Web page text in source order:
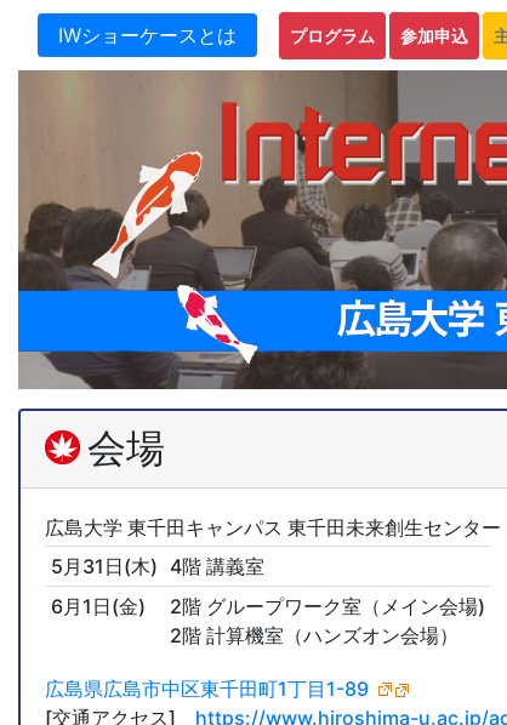
IWショーケースとは プログラム 参加申込
会場
広島大学 東千田キャンパス 東千田未来創生センター
5月31日(木) 4階 講義室
6月1日(金)
2階 グループワーク室（メイン会場)
2階 計算機室（ハンズオン会場）
広島県広島市中区東千田町1丁目1-89
[交通アクセス] https://www.hiroshima-u.ac.jp/